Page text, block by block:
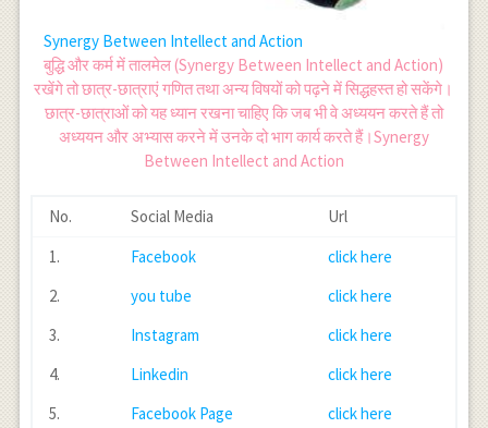
Synergy Between Intellect and Action
बुद्धि और कर्म में तालमेल (Synergy Between Intellect and Action)
रखेंगे तो छात्र-छात्राएं गणित तथा अन्य विषयों को पढ़ने में सिद्धहस्त हो सकेंगे।
छात्र-छात्राओं को यह ध्यान रखना चाहिए कि जब भी वे अध्ययन करते हैं तो
अध्ययन और अभ्यास करने में उनके दो भाग कार्य करते हैं।Synergy
Between Intellect and Action
No. Social Media
Url
1.
Facebook
click here
2.
you tube
click here
3.
Instagram
click here
4.
Linkedin
click here
5.
Facebook Page
click here